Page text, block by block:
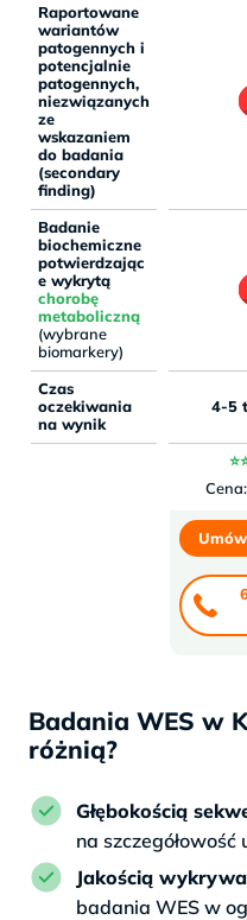
Raportowane
wariantów
patogennych i
potencjalnie
patogennych,
niezwiązanych
ze
wskazaniem
do badania
(secondary
finding)
Badanie
biochemiczne
potwierdzając
e wykrytą
chorobę
metaboliczną
(wybrane
biomarkery)
Czas
oczekiwania
na wynik
4-5
Cena:
Badania WES w
różnią?
Głębokością
na
Jakością
badania WES w